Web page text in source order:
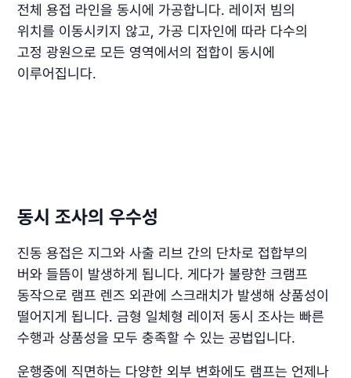
전체 용접 라인을 동시에 가공합니다. 레이저 빔의
위치를 이동시키지 않고, 가공 디자인에 따라 다수의
고정 광원으로 모든 영역에서의 접합이 동시에
이루어집니다.
동시 조사의 우수성
진동 용접은 지그와 사출 리브 간의 단차로 접합부의
버와 들뜸이 발생하게 됩니다. 게다가 불량한 크램프
동작으로 램프 렌즈 외관에 스크래치가 발생해 상품성이
떨어지게 됩니다. 금형 일체형 레이저 동시 조사는 빠른
수행과 상품성을 모두 충족할 수 있는 공법입니다.
운행중에 직면하는 다양한 외부 변화에도 램프는 언제나